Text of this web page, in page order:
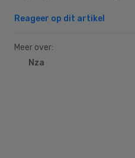
Reageer op dit artikel
Meer over:
Nza